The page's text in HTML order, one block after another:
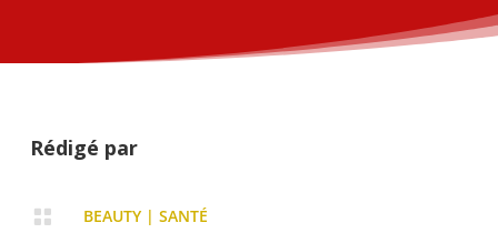
Rédigé par
 BEAUTY| SANTÉ